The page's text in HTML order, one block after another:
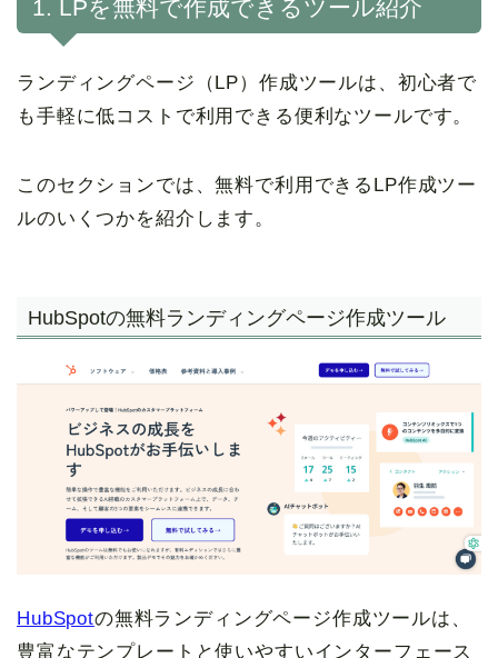
1. LPを無料で作成できるツール紹介
ランディングページ（LP）作成ツールは、初心者で
も手軽に低コストで利用できる便利なツールです。
このセクションでは、無料で利用できるLP作成ツー
ルのいくつかを紹介します。
HubSpotの無料ランディングページ作成ツール
HubSpotの無料ランディングページ作成ツールは、
豊富なテンプレートと使いやすいインターフェース